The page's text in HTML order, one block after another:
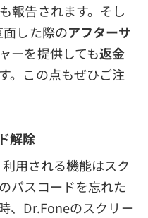
報告されます。そし
面した際のアフターサ
ーを提供しても返金
。この点もぜひご注
解除
用される機能はスク
パスコードを忘れた
、Dr.Foneのスクリー